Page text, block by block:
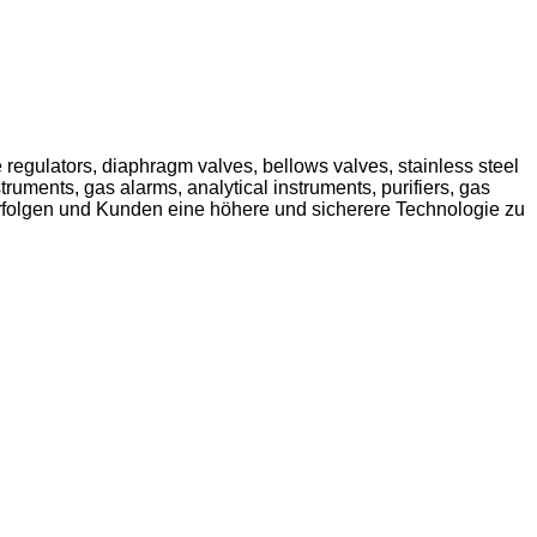
diaphragm valves, bellows valves, stainless steel
gas alarms, analytical instruments, purifiers, gas
und Kunden eine höhere und sicherere Technologie zu